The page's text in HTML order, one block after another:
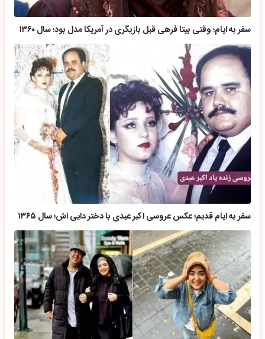
سفر به ایام؛ وقتی بیتا فرهی قبل بازیگری در آمریکا مدل بود؛ سال ۱۳۶۰
سفر به ایام قدیم؛ عکس عروسی اکبر عبدی با دختر دایی اش؛ سال ۱۳۶۵